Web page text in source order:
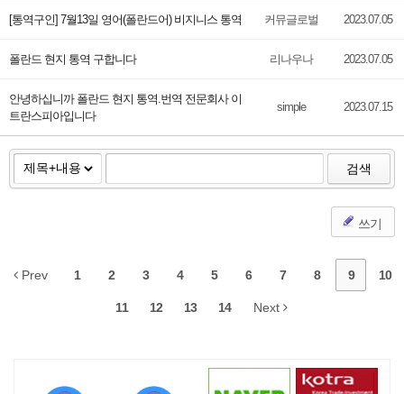
[통역구인] 7월13일 영어(폴란드어) 비지니스 통역 커뮤글로벌 2023.07.05
폴란드 현지 통역 구합니다 리나우나 2023.07.05
안녕하십니까 폴란드 현지 통역.번역 전문회사 이
트란스피아입니다
simple 2023.07.15
검색
쓰기
Prev 1 2 3 4 5 6 7 8 9 10
11 12 13 14 Next